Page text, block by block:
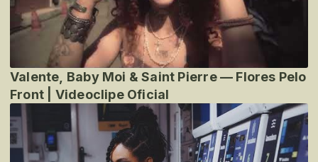
Valente, Baby Moi & Saint Pierre — Flores Pelo
Front | Videoclipe Oficial